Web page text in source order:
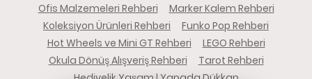
Ofis Malzemeleri Rehberi
Marker Kalem Rehberi
Koleksiyon Ürünleri Rehberi
Funko Pop Rehberi
Hot Wheels ve Mini GT Rehberi
LEGO Rehberi
Okula Dönüş Alışveriş Rehberi
Tarot Rehberi